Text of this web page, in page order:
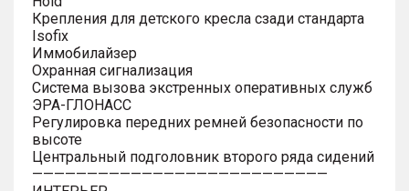
Крепления для детского кресла сзади стандарта
Isofix
Иммобилайзер
Охранная сигнализация
Система вызова экстренных оперативных служб
ЭРА-ГЛОНАСС
Регулировка передних ремней безопасности по
высоте
Центральный подголовник второго ряда сидений
———————————————————————————